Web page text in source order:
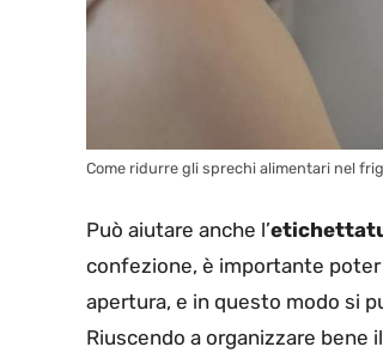
Come ridurre gli sprechi alimentari nel
Può aiutare anche l’
confezione, è importante poter
apertura, e in questo modo si
Riuscendo a organizzare